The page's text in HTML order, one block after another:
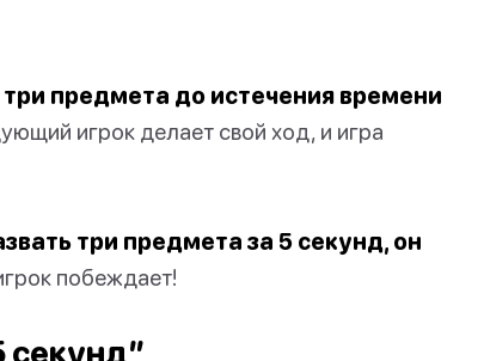
предмета до истечения времени
игрок делает свой ход, и игра
три предмета за 5 секунд, он
побеждает!
секунд”